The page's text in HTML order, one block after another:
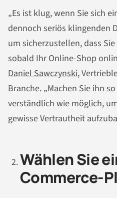
„Es ist klug, wenn Sie sich
dennoch seriös klingenden
um sicherzustellen, dass
sobald Ihr Online-Shop
Daniel Sawczynski,
Branche. „Machen Sie ihn
verständlich wie möglich,
gewisse Vertrautheit
Wählen Sie
Commerce-